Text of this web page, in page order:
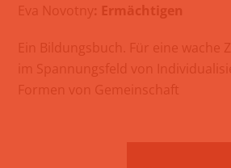
Eva Novotny: Ermächtigen
Ein Bildungsbuch. Für eine wache
im Spannungsfeld von
Formen von Gemeinschaft